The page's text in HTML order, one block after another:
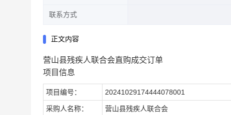
联系方式
正文内容
营山县残疾人联合会直购成交订单
项目信息
项目编号： 20241029174444078001
采购人名称： 营山县残疾人联合会